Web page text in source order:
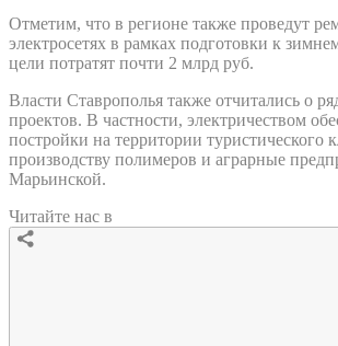
Отметим, что в регионе также проведут
электросетях в рамках подготовки к
цели потратят почти 2 млрд руб.
Власти Ставрополья также отчитались о
проектов. В частности, электричеством
постройки на территории туристического
производству полимеров и аграрные
Марьинской.
Читайте нас в